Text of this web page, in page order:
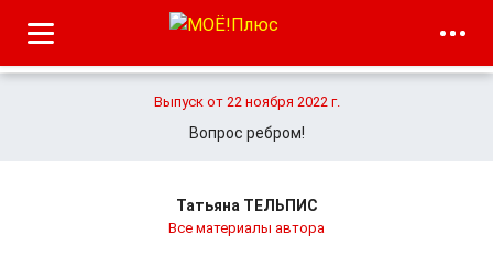
Выпуск от 22 ноября 2022 г.
Вопрос ребром!
Татьяна ТЕЛЬПИС
Все материалы автора